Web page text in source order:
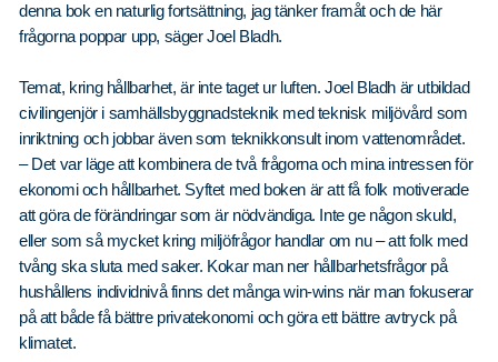
denna bok en naturlig fortsättning, jag tänker framåt och de här
frågorna poppar upp, säger Joel Bladh.
Temat, kring hållbarhet, är inte taget ur luften. Joel Bladh är utbildad
civilingenjör i samhällsbyggnadsteknik med teknisk miljövård som
inriktning och jobbar även som teknikkonsult inom vattenområdet.
– Det var läge att kombinera de två frågorna och mina intressen för
ekonomi och hållbarhet. Syftet med boken är att få folk motiverade
att göra de förändringar som är nödvändiga. Inte ge någon skuld,
eller som så mycket kring miljöfrågor handlar om nu – att folk med
tvång ska sluta med saker. Kokar man ner hållbarhetsfrågor på
hushållens individnivå finns det många win-wins när man fokuserar
på att både få bättre privatekonomi och göra ett bättre avtryck på
klimatet.